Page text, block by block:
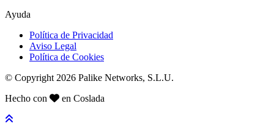
Ayuda
Política de Privacidad
Aviso Legal
Política de Cookies
© Copyright 2026 Palike Networks, S.L.U.
Hecho con
en Coslada